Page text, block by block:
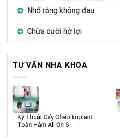
Nhổ răng không đau
Chữa cười hở lợi
TƯ VẤN NHA KHOA
Kỹ Thuật Cấy Ghép Implant
Toàn Hàm All On 6